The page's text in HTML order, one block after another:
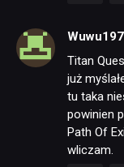
Titan
już
tu taka
powinien
Path Of
wliczam.